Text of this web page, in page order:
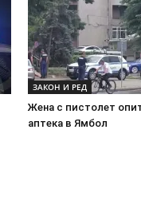
ЗАКОН И РЕД
Жена с пистолет
аптека в Ямбол